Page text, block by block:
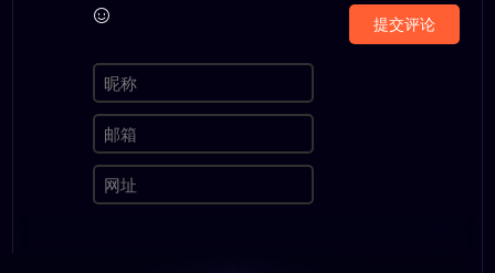
提交评论